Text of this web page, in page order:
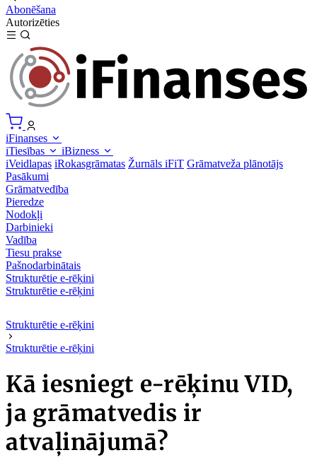
Abonēšana
Autorizēties
iFinanses
iTiesības
iBizness
iVeidlapas iRokasgrāmatas Žurnāls iFiT Grāmatveža plānotājs
Pasākumi
Grāmatvedība
Pieredze
Nodokļi
Darbinieki
Vadība
Tiesu prakse
Pašnodarbinātais
Strukturētie e-rēķini
Strukturētie e-rēķini
Strukturētie e-rēķini
Strukturētie e-rēķini
Kā iesniegt e-rēķinu VID,
ja grāmatvedis ir
atvaļinājumā?